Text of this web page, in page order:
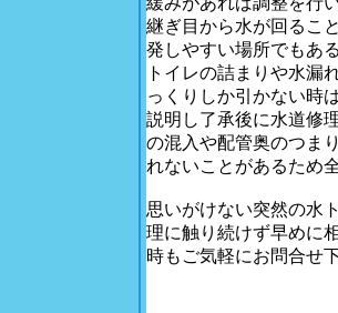
継ぎ目から水が回るこ
発しやすい場所でもあ
トイレの詰まりや水漏
っくりしか引かない時
説明し了承後に水道修
の混入や配管奥のつま
れないことがあるため
思いがけない突然の水
理に触り続けず早めに
時もご気軽にお問合せ